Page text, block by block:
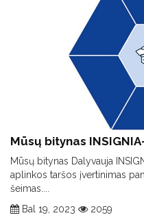
Mūsų bitynas
Mūsų bitynas Dalyvauja
aplinkos taršos įvertinimas
šeimas....
Bal 19, 2023
2059